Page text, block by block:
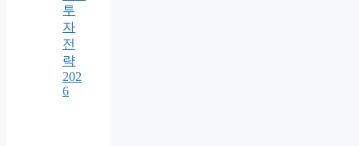
투
자
전
략
202
6